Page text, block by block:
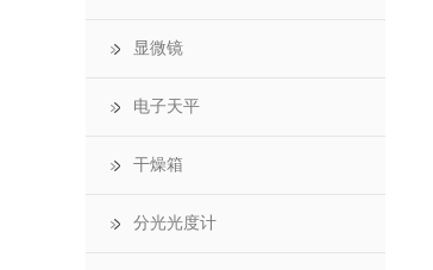
显微镜
电子天平
干燥箱
分光光度计